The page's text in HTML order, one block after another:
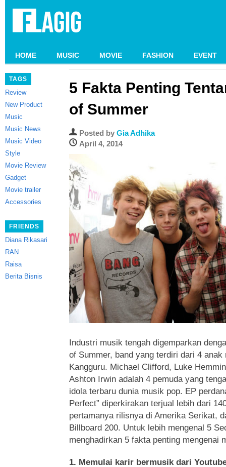
HOME MUSIC MOVIE FASHION EVENT
TAGS
Review
New Product
Music
Music News
Music Video
Style
Movie Review
Gadget
Movie trailer
Accessories
FRIENDS
Diana Rikasari
RAN
Raisa
Berita Bisnis
5 Fakta Penting
of Summer
Posted by Gia Adhika
April 4, 2014
Industri musik tengah digemparkan
of Summer, band yang terdiri dari 4 anak
Kangguru. Michael Clifford, Luke
Ashton Irwin adalah 4 pemuda yang
idola terbaru dunia musik pop. EP
Perfect” diperkirakan terjual lebih dari
pertamanya rilisnya di Amerika Serikat,
Billboard 200. Untuk lebih mengenal 5
menghadirkan 5 fakta penting mengenai
1. Memulai karir bermusik dari